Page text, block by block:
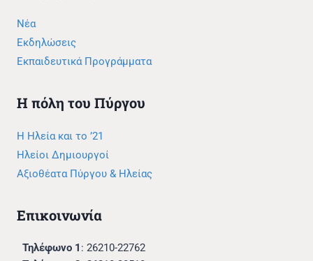
Νέα
Εκδηλώσεις
Εκπαιδευτικά Προγράμματα
Η πόλη του Πύργου
Η Ηλεία και το ’21
Ηλείοι Δημιουργοί
Αξιοθέατα Πύργου & Ηλείας
Επικοινωνία
Τηλέφωνο 1 : 26210-22762